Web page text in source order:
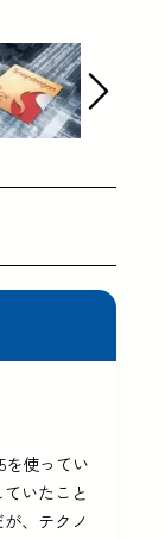
を使ってい
いたこと
、テクノ